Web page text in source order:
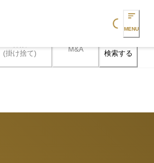
Loading...
MENU
(掛け捨て)
M&A 検索する